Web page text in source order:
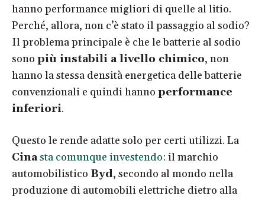
hanno performance migliori di quelle al litio.
Perché, allora, non c’è stato il passaggio al sodio?
Il problema principale è che le batterie al sodio
sono più instabili a livello chimico, non
hanno la stessa densità energetica delle batterie
convenzionali e quindi hanno performance
inferiori.
Questo le rende adatte solo per certi utilizzi. La
Cinasta comunque investendo: il marchio
automobilistico Byd, secondo al mondo nella
produzione di automobili elettriche dietro alla